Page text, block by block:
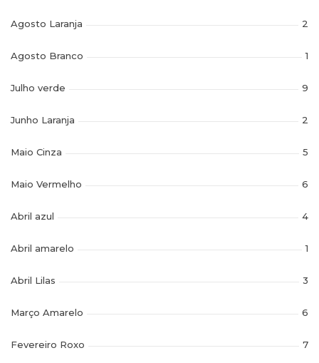
Agosto Laranja 2
Agosto Branco 1
Julho verde 9
Junho Laranja 2
Maio Cinza 5
Maio Vermelho 6
Abril azul 4
Abril amarelo 1
Abril Lilas 3
Março Amarelo 6
Fevereiro Roxo 7